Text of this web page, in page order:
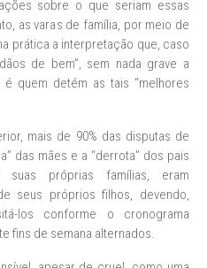
sobre o que seriam essas
as varas de família, por meio de
prática a interpretação que, caso
de bem”, sem nada grave a
quem detém as tais “melhores
mais de 90% das disputas de
das mães e a “derrota” dos pais
próprias famílias, eram
seus próprios filhos, devendo,
los conforme o cronograma
fins de semana alternados.